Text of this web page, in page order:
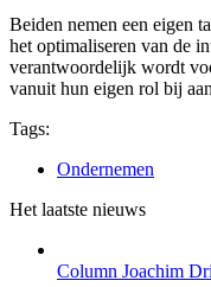
Beiden nemen een eigen
het optimaliseren van de
verantwoordelijk wordt
vanuit hun eigen rol bij
Tags:
Ondernemen
Het laatste nieuws
Column Joachim